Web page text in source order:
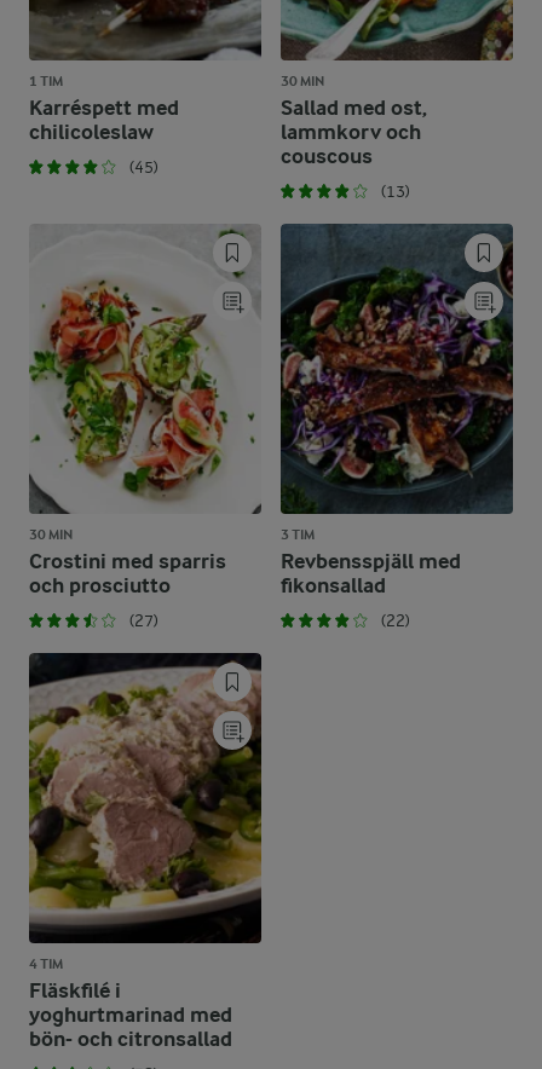
1 TIM
Karréspett med
chilicoleslaw
(45)
30 MIN
Sallad med ost,
lammkorv och
couscous
(13)
30 MIN
Crostini med sparris
och prosciutto
(27)
3 TIM
Revbensspjäll med
fikonsallad
(22)
4 TIM
Fläskfilé i
yoghurtmarinad med
bön- och citronsallad